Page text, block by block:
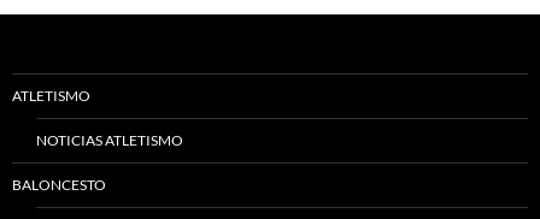
ATLETISMO
NOTICIAS ATLETISMO
BALONCESTO